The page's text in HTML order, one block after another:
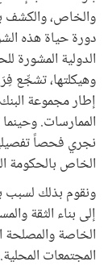
والخاص، والكشف
دورة حياة هذه
الدولية المشورة
وهيكلتها، تشجِّع
إطار مجموعة
الممارسات.
نجري فحصاً
الخاص بالحكومة
ونقوم بذلك لسبب
إلى بناء الثقة
الخاصة
المجتمعات المحلية.